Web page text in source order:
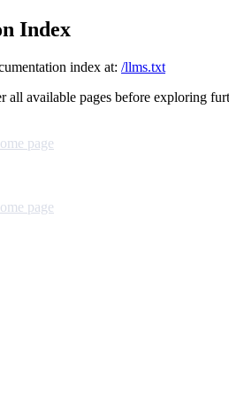
Index
index at: /llms.txt
all available pages before exploring
page
page